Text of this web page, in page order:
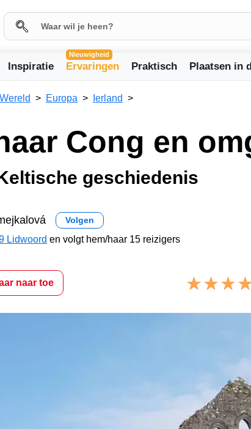
Inspiratie
Nieuwigheid
Ervaringen Praktisch Plaatsen in
Wereld Europa Ierland
Cong en
geschiedenis
Volgen
Lidwoord en volgt hem/haar 15 reizigers
naar toe